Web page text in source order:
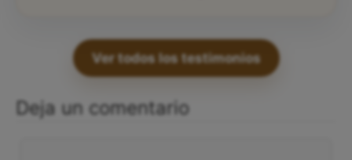
Ver todos los testimonios
Deja un comentario